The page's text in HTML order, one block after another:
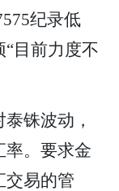
纪录低
目前力度不
铢波动，
率。要求金
交易的管